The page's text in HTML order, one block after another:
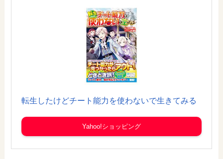
転生したけどチート能力を使わないで生きてみる
Yahoo!ショッピング